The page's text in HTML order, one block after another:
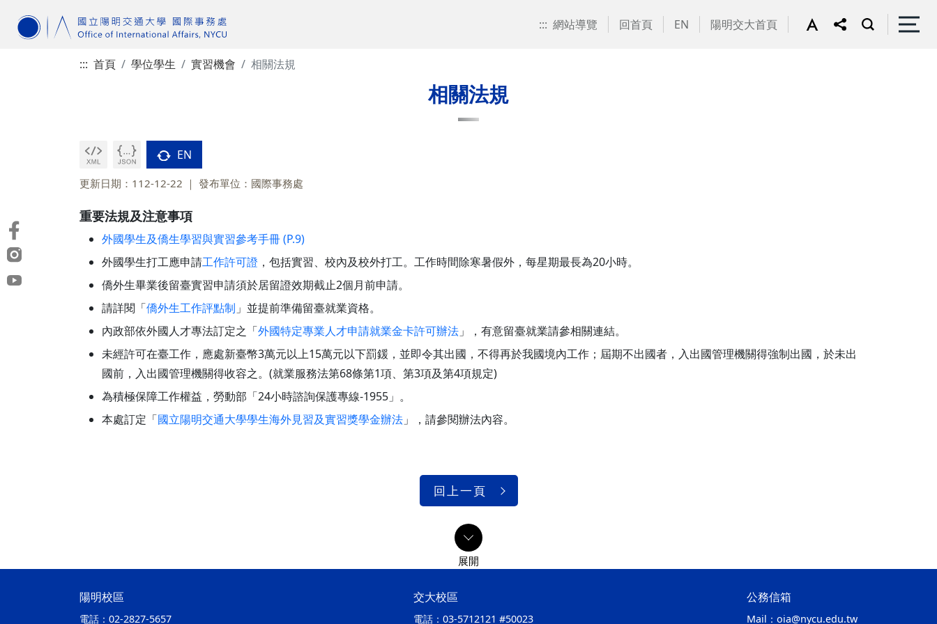
::: 網站導覽 回首頁 EN 陽明交大首頁
::: 首頁 學位學生 實習機會 相關法規
相關法規
EN
更新日期：112-12-22 發布單位：國際事務處
重要法規及注意事項
外國學生及僑生學習與實習參考手冊 (P.9)
外國學生打工應申請工作許可證 ，包括實習、校內及校外打工。工作時間除寒暑假外，每星期最長為20小時。
僑外生畢業後留臺實習申請須於居留證效期截止2個月前申請。
請詳閱「僑外生工作評點制 」並提前準備留臺就業資格。
內政部依外國人才專法訂定之「外國特定專業人才申請就業金卡許可辦法 」，有意留臺就業請參相關連結。
未經許可在臺工作，應處新臺幣3萬元以上15萬元以下罰鍰，並即令其出國，不得再於我國境內工作；屆期不出國者，入出國管理機關得強制出國，於未出
國前，入出國管理機關得收容之。(就業服務法第68條第1項、第3項及第4項規定)
為積極保障工作權益，勞動部「24小時諮詢保護專線-1955」。
本處訂定「國立陽明交通大學學生海外見習及實習獎學金辦法 」，請參閱辦法內容。
回上一頁
陽明校區
電話： 02-2827-5657
交大校區
電話： 03-5712121 #50023
公務信箱
Mail： oia@nycu.edu.tw